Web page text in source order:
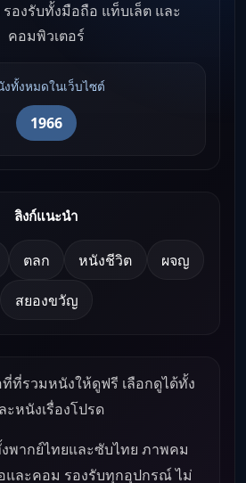
องรับทั้งมือถือ แท็บเล็ต และ
คอมพิวเตอร์
งทั้งหมดในเว็บไซต์
1966
ลิงก์แนะนำ
ตลก หนังชีวิต ผจญ
สยองขวัญ
ที่รวมหนังให้ดูฟรี เลือกดูได้ทั้ง
หนังเรื่องโปรด
พากย์ไทยและซับไทย ภาพคม
และคอม รองรับทุกอุปกรณ์ ไม่